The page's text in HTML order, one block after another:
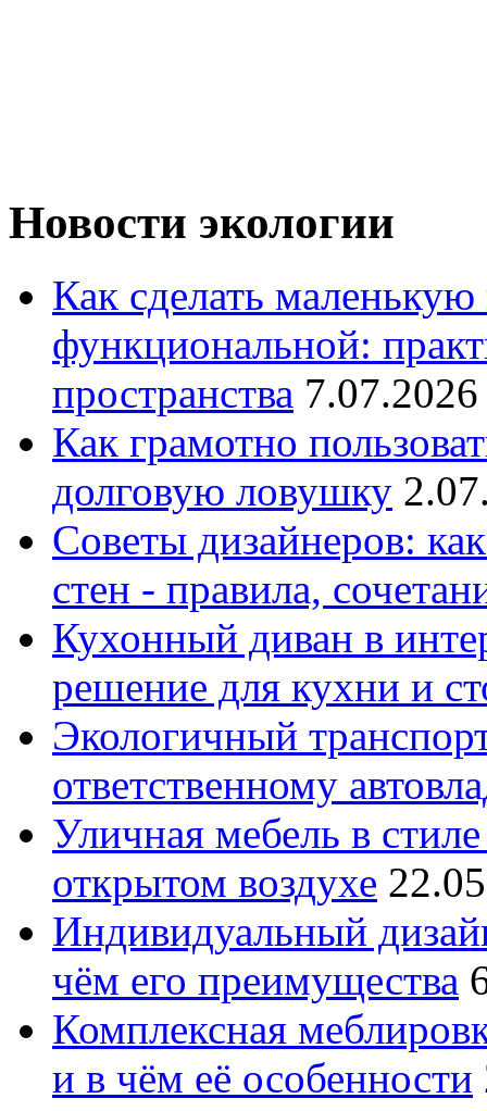
Новости экологии
Как сделать
функциональной:
пространства
Как грамотно
долговую ловушку
Советы дизайнеров:
стен - правила,
Кухонный диван в
решение для кухни и
Экологичный
ответственному
Уличная мебель в
открытом воздухе
Индивидуальный
чём его преимущества
Комплексная
и в чём её особенности